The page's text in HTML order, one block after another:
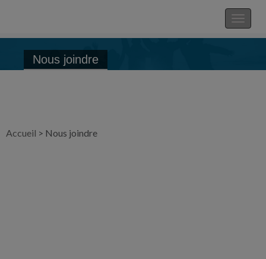
Nous joindre
Accueil > Nous joindre